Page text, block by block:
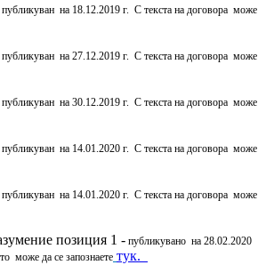
публикуван на 18.12.2019 г. С текста на договора може
публикуван на 27.12.2019 г. С текста на договора може
публикуван на 30.12.2019 г. С текста на договора може
публикуван на 14.01.2020 г. С текста на договора може
публикуван на 14.01.2020 г. С текста на договора може
позиция 1 - публикувано на 28.02.2020
може да се запознаете тук.